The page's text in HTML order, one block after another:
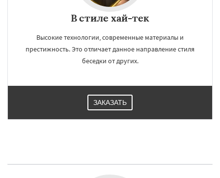
В стиле хай-тек
Высокие технологии, современные материалы и
престижность. Это отличает данное направление стиля
беседки от других.
ЗАКАЗАТЬ